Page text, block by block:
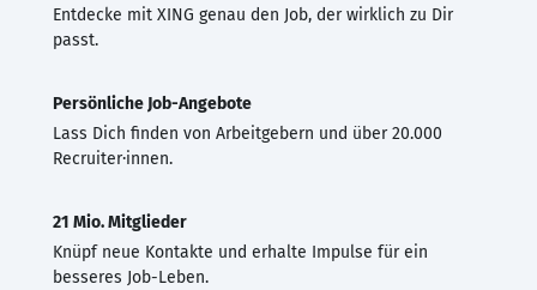
Entdecke mit XING genau den Job, der wirklich zu Dir
passt.
Persönliche Job-Angebote
Lass Dich finden von Arbeitgebern und über 20.000
Recruiter·innen.
21 Mio. Mitglieder
Knüpf neue Kontakte und erhalte Impulse für ein
besseres Job-Leben.